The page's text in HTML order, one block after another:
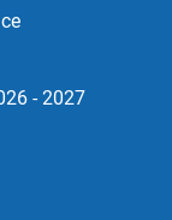
- 2027